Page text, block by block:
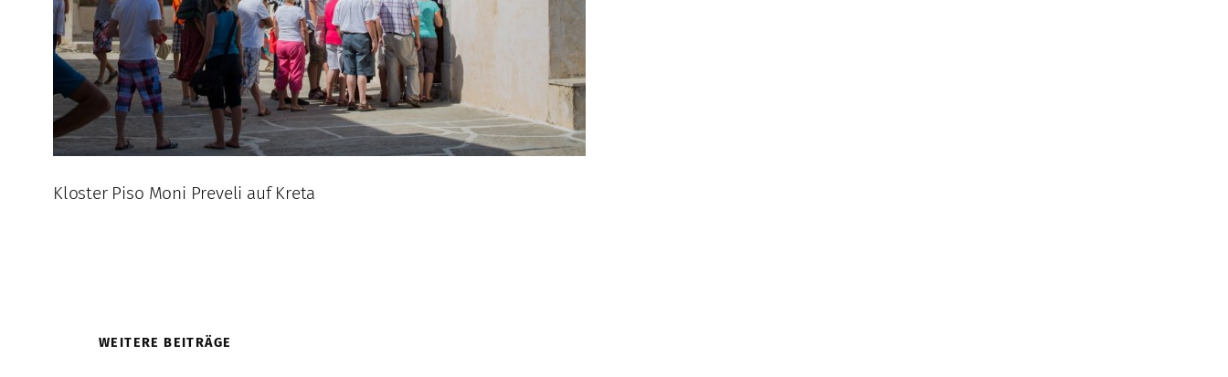
Kloster Piso Moni Preveli auf Kreta
WEITERE BEITRÄGE